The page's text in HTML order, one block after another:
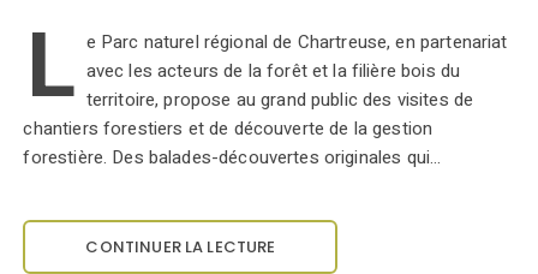
L e Parc naturel régional de Chartreuse, en partenariat
avec les acteurs de la forêt et la filière bois du
territoire, propose au grand public des visites de
chantiers forestiers et de découverte de la gestion
forestière. Des balades-découvertes originales qui…
CONTINUER LA LECTURE